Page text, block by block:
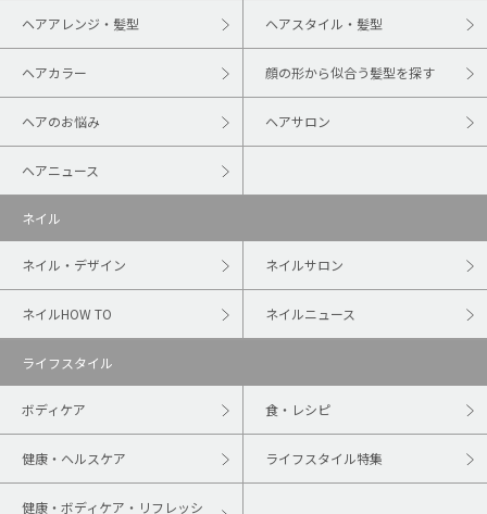
ヘアアレンジ・髪型 ヘアスタイル・髪型
ヘアカラー 顔の形から似合う髪型を探す
ヘアのお悩み ヘアサロン
ヘアニュース
ネイル
ネイル・デザイン ネイルサロン
ネイルHOW TO ネイルニュース
ライフスタイル
ボディケア 食・レシピ
健康・ヘルスケア ライフスタイル特集
健康・ボディケア・リフレッシ